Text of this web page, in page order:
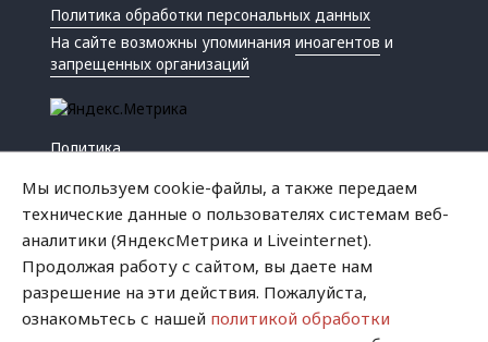
Политика обработки персональных данных
На сайте возможны упоминанияиноагентов и
запрещенных организаций
Политика
Криминал
Мы используем cookie-файлы, а также передаем
технические данные о пользователях системам веб-
аналитики (ЯндексМетрика и Liveinternet).
Продолжая работу с сайтом, вы даете нам
разрешение на эти действия. Пожалуйста,
ознакомьтесь с нашей политикой обработки